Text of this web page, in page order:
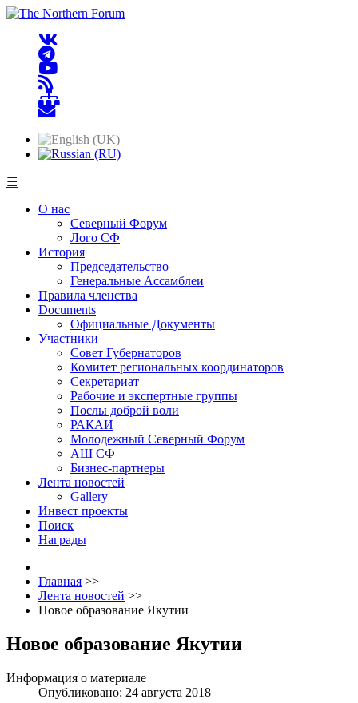
☰
О нас
Северный Форум
Лого СФ
История
Председательство
Генеральные Ассамблеи
Правила членства
Documents
Официальные Документы
Участники
Совет Губернаторов
Комитет региональных координаторов
Секретариат
Рабочие и экспертные группы
Послы доброй воли
РАКАИ
Молодежный Северный Форум
АШ СФ
Бизнес-партнеры
Лента новостей
Gallery
Инвест проекты
Поиск
Награды
Главная >>
Лента новостей >>
Новое образование Якутии
Новое образование Якутии
Информация о материале
Опубликовано: 24 августа 2018